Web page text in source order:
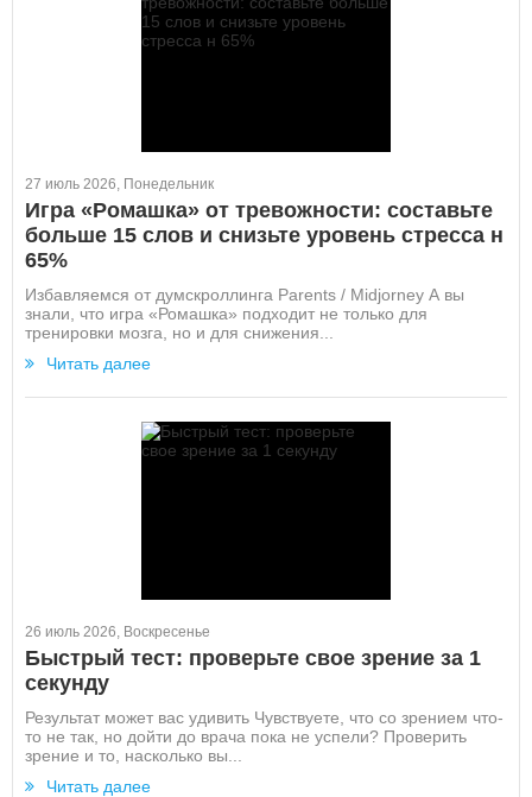
27 июль 2026, Понедельник
Игра «Ромашка» от тревожности: составьте
больше 15 слов и снизьте уровень стресса н
65%
Избавляемся от думскроллинга Parents / Midjorney А вы
знали, что игра «Ромашка» подходит не только для
тренировки мозга, но и для снижения...
Читать далее
26 июль 2026, Воскресенье
Быстрый тест: проверьте свое зрение за 1
секунду
Результат может вас удивить Чувствуете, что со зрением что-
то не так, но дойти до врача пока не успели? Проверить
зрение и то, насколько вы...
Читать далее